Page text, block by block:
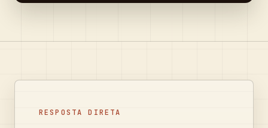
RESPOSTA DIRETA